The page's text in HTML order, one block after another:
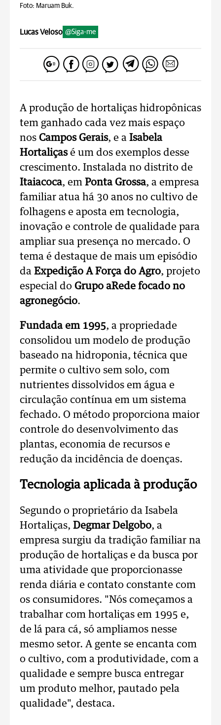
Foto: Maruam Buk.
Lucas Veloso @Siga-me
A produção de hortaliças hidropônicas
tem ganhado cada vez mais espaço
nos Campos Gerais, e a Isabela
Hortaliças é um dos exemplos desse
crescimento. Instalada no distrito de
Itaiacoca, em Ponta Grossa, a empresa
familiar atua há 30 anos no cultivo de
folhagens e aposta em tecnologia,
inovação e controle de qualidade para
ampliar sua presença no mercado. O
tema é destaque de mais um episódio
da Expedição A Força do Agro, projeto
especial do Grupo aRede focado no
agronegócio.
Fundada em 1995, a propriedade
consolidou um modelo de produção
baseado na hidroponia, técnica que
permite o cultivo sem solo, com
nutrientes dissolvidos em água e
circulação contínua em um sistema
fechado. O método proporciona maior
controle do desenvolvimento das
plantas, economia de recursos e
redução da incidência de doenças.
Tecnologia aplicada à produção
Segundo o proprietário da Isabela
Hortaliças, Degmar Delgobo, a
empresa surgiu da tradição familiar na
produção de hortaliças e da busca por
uma atividade que proporcionasse
renda diária e contato constante com
os consumidores. "Nós começamos a
trabalhar com hortaliças em 1995 e,
de lá para cá, só ampliamos nesse
mesmo setor. A gente se encanta com
o cultivo, com a produtividade, com a
qualidade e sempre busca entregar
um produto melhor, pautado pela
qualidade", destaca.